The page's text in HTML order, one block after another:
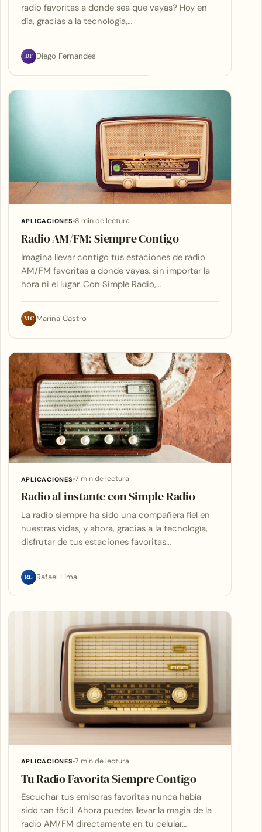
radio favoritas a donde sea que vayas? Hoy en
día, gracias a la tecnología,…
DF Diego Fernandes
APLICACIONES 8 min de lectura
Radio AM/FM: Siempre Contigo
Imagina llevar contigo tus estaciones de radio
AM/FM favoritas a donde vayas, sin importar la
hora ni el lugar. Con Simple Radio,…
MC Marina Castro
APLICACIONES 7 min de lectura
Radio al instante con Simple Radio
La radio siempre ha sido una compañera fiel en
nuestras vidas, y ahora, gracias a la tecnología,
disfrutar de tus estaciones favoritas…
RL Rafael Lima
APLICACIONES 7 min de lectura
Tu Radio Favorita Siempre Contigo
Escuchar tus emisoras favoritas nunca había
sido tan fácil. Ahora puedes llevar la magia de la
radio AM/FM directamente en tu celular…